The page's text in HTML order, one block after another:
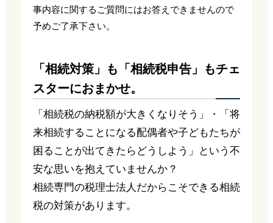
事内容に関するご質問にはお答えできませんので
予めご了承下さい。
「相続対策」も「相続税申告」もチェ
スターにおまかせ。
「相続税の納税額が大きくなりそう」・「将
来相続することになる配偶者や子どもたちが
困ることが出てきたらどうしよう」という不
安な思いを抱えていませんか？
相続専門の税理士法人だからこそできる相続
税の対策があります。